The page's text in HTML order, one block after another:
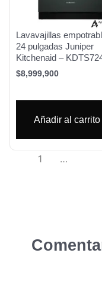
Lavavajillas
24 pulgadas Juniper
Kitchenaid –
$8,999,900
Añadir al carrito
1 …